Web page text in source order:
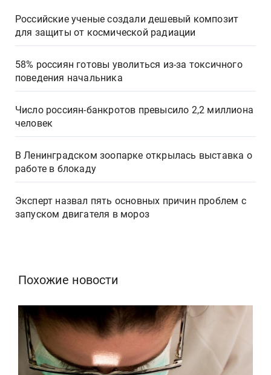
Российские ученые создали дешевый композит
для защиты от космической радиации
58% россиян готовы уволиться из-за токсичного
поведения начальника
Число россиян-банкротов превысило 2,2 миллиона
человек
В Ленинградском зоопарке открылась выставка о
работе в блокаду
Эксперт назвал пять основных причин проблем с
запуском двигателя в мороз
Похожие новости